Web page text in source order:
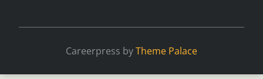
Careerpress byTheme Palace